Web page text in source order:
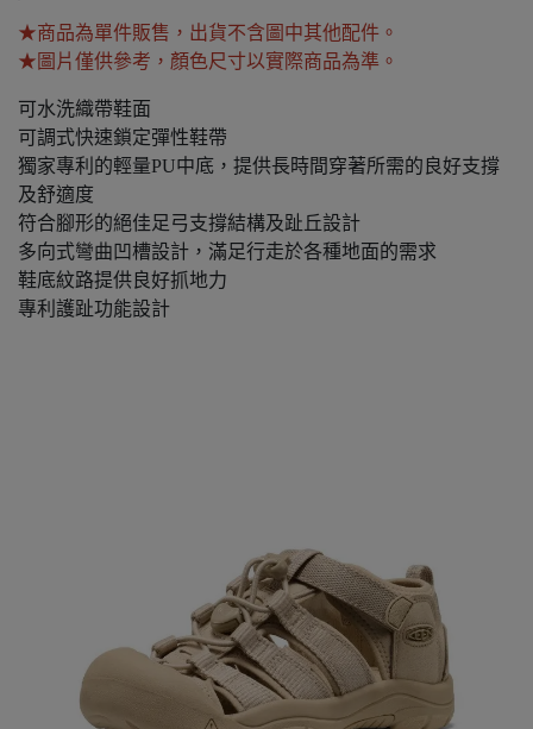
★商品為單件販售，出貨不含圖中其他配件。
★圖片僅供參考，顏色尺寸以實際商品為準。
可水洗織帶鞋面
可調式快速鎖定彈性鞋帶
獨家專利的輕量PU中底，提供長時間穿著所需的良好支撐
及舒適度
符合腳形的絕佳足弓支撐結構及趾丘設計
多向式彎曲凹槽設計，滿足行走於各種地面的需求
鞋底紋路提供良好抓地力
專利護趾功能設計